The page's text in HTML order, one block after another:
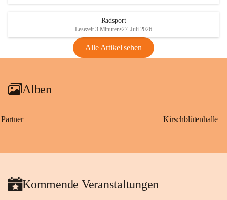
1 Seite•1,4 MB
VBl. EU Nr. 18_2026
Radsport
Lesezeit 3 Minuten•27. Juli 2026
Alle Artikel sehen
Alben
Partner Kirschblütenhalle
Kommende Veranstaltungen